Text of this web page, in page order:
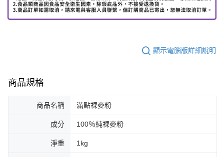
顯示電腦版詳細說明
商品規格
商品名稱 滿點裸麥粉
成分 100％純裸麥粉
淨重 1kg